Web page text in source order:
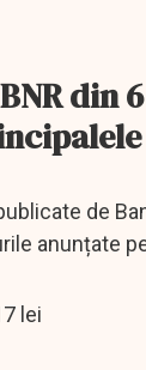
din
de
anunțate
lei